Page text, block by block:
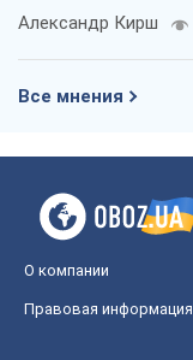
Александр Кирш
Все мнения
О компании
Правовая информация